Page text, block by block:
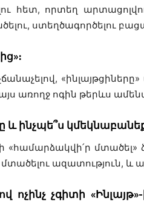
հետ, որտեղ
ստեղծագործելու
ից»։
առողջ ոգին թերևս
և ինչպե՞ս
ի «համարձակվի՛ր
ազատություն, և
ոչինչ չգիտի